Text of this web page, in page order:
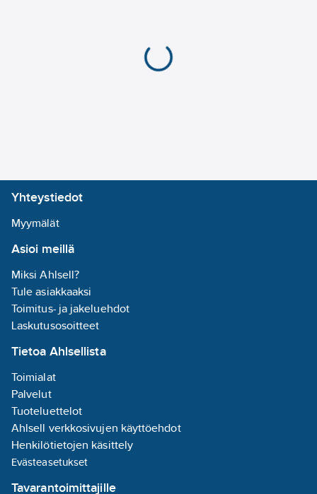
Yhteystiedot
Myymälät
Asioi meillä
Miksi Ahlsell?
Tule asiakkaaksi
Toimitus- ja jakeluehdot
Laskutusosoitteet
Tietoa Ahlsellista
Toimialat
Palvelut
Tuoteluettelot
Ahlsell verkkosivujen käyttöehdot
Henkilötietojen käsittely
Evästeasetukset
Tavarantoimittajille